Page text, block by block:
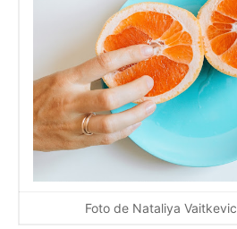
Foto de Nataliya